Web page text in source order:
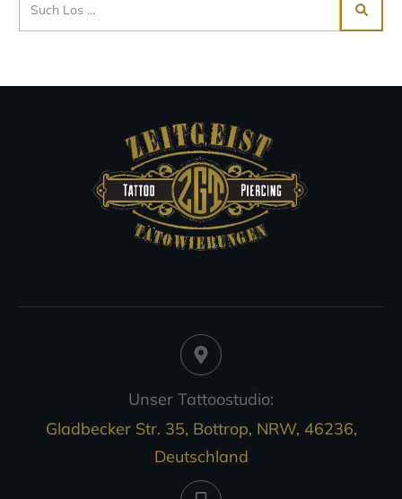
Unser Tattoostudio:
Gladbecker Str. 35, Bottrop, NRW, 46236,
Deutschland